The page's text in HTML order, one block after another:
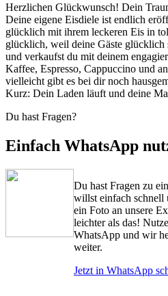
Herzlichen Glückwunsch! Dein
Deine eigene Eisdiele ist endlich
glücklich mit ihrem leckeren Eis in
glücklich, weil deine Gäste glücklich
und verkaufst du mit deinem
Kaffee, Espresso, Cappuccino und
vielleicht gibt es bei dir noch
Kurz: Dein Laden läuft und deine
Du hast Fragen?
Einfach WhatsApp
Du hast Fragen zu
willst einfach schnell
ein Foto an unsere
leichter als das!
WhatsApp und wir
weiter.
Jetzt in WhatsApp